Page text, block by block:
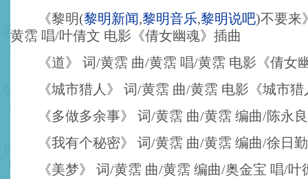
《黎明(黎明新闻,黎明音乐,黎明说吧)不要来
黄霑 唱/叶倩文 电影《倩女幽魂》插曲
《道》 词/黄霑 曲/黄霑 唱/黄霑 电影《倩女
《城市猎人》 词/黄霑 曲/黄霑 电影《城市猎
《多做多余事》 词/黄霑 曲/黄霑 编曲/陈永
《我有个秘密》 词/黄霑 曲/黄霑 编曲/徐日
《美梦》 词/黄霑 曲/黄霑 编曲/奥金宝 唱/叶